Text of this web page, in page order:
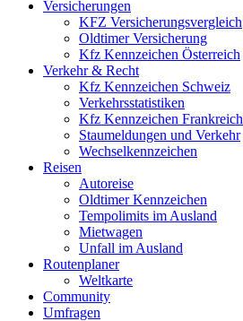
Versicherungen
KFZ Versicherungsvergleich
Oldtimer Versicherung
Kfz Kennzeichen Österreich
Verkehr & Recht
Kfz Kennzeichen Schweiz
Verkehrsstatistiken
Kfz Kennzeichen Frankreich
Staumeldungen und Verkehr
Wechselkennzeichen
Reisen
Autoreise
Oldtimer Kennzeichen
Tempolimits im Ausland
Mietwagen
Unfall im Ausland
Routenplaner
Weltkarte
Community
Umfragen